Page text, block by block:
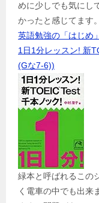
めに少しでも気にし
かったと感じてます
英語勉強の「はじめ
1日1分レッスン! 新
(Gな7-6))
緑本と呼ばれるこの
く電車の中でも出来